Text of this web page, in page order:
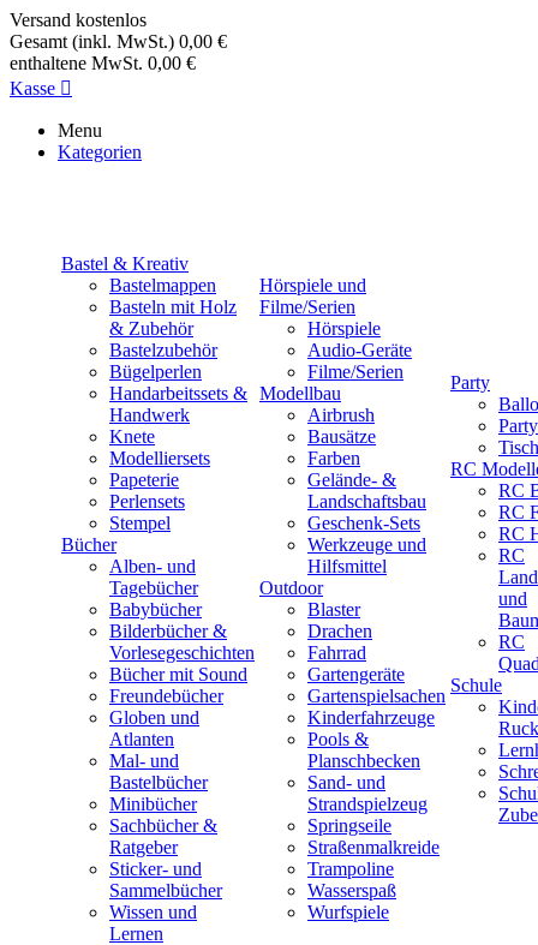
Versand kostenlos
Gesamt (inkl. MwSt.) 0,00 €
enthaltene MwSt. 0,00 €
Kasse 
Menu
Kategorien
Bastel & Kreativ
Bastelmappen
Basteln mit Holz
& Zubehör
Bastelzubehör
Bügelperlen
Handarbeitssets &
Handwerk
Knete
Modelliersets
Papeterie
Perlensets
Stempel
Bücher
Alben- und
Tagebücher
Babybücher
Bilderbücher &
Vorlesegeschichten
Bücher mit Sound
Freundebücher
Globen und
Atlanten
Mal- und
Bastelbücher
Minibücher
Sachbücher &
Ratgeber
Sticker- und
Sammelbücher
Wissen und
Lernen
Hörspiele und
Filme/Serien
Hörspiele
Audio-Geräte
Filme/Serien
Modellbau
Airbrush
Bausätze
Farben
Gelände- &
Landschaftsbau
Geschenk-Sets
Werkzeuge und
Hilfsmittel
Outdoor
Blaster
Drachen
Fahrrad
Gartengeräte
Gartenspielsachen
Kinderfahrzeuge
Pools &
Planschbecken
Sand- und
Strandspielzeug
Springseile
Straßenmalkreide
Trampoline
Wasserspaß
Wurfspiele
Party
RC
RC
RC
RC
RC
und
RC
Schule